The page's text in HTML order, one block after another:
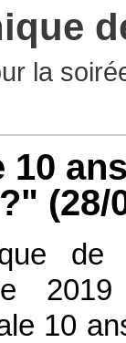
la
10
(28/
de
10